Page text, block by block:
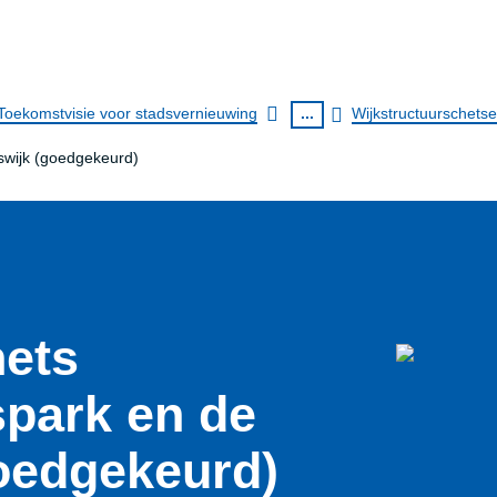
voor stadsvernieuwing ...
(goedgekeurd)
en de